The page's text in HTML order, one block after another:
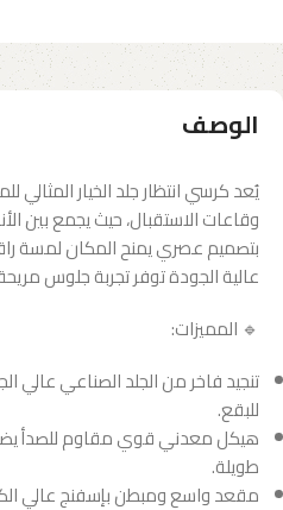
الوصف
يُعد كرسي انتظار جلد الخيار المثالي
وقاعات الاستقبال، حيث يجمع بين
بتصميم عصري يمنح المكان لمسة
عالية الجودة توفر تجربة جلوس
🔹 المميزات:
تنجيد فاخر من الجلد الصناعي
للبقع.
هيكل معدني قوي مقاوم للصدأ
طويلة.
مقعد واسع ومبطن بإسفنج عالي